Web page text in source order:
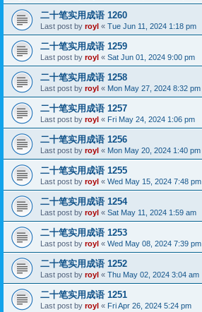
二十笔实用成语 1260
Last post by royl « Tue Jun 11, 2024 1:18 pm
二十笔实用成语 1259
Last post by royl « Sat Jun 01, 2024 9:00 pm
二十笔实用成语 1258
Last post by royl « Mon May 27, 2024 8:32 pm
二十笔实用成语 1257
Last post by royl « Fri May 24, 2024 1:06 pm
二十笔实用成语 1256
Last post by royl « Mon May 20, 2024 1:40 pm
二十笔实用成语 1255
Last post by royl « Wed May 15, 2024 7:48 pm
二十笔实用成语 1254
Last post by royl « Sat May 11, 2024 1:59 am
二十笔实用成语 1253
Last post by royl « Wed May 08, 2024 7:39 pm
二十笔实用成语 1252
Last post by royl « Thu May 02, 2024 3:04 am
二十笔实用成语 1251
Last post by royl « Fri Apr 26, 2024 5:24 pm